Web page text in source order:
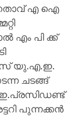
എ ഐ
എം പി ക്ക്
യു.എ.ഇ.
ചടങ്ങ്
പുന്നക്കൻ